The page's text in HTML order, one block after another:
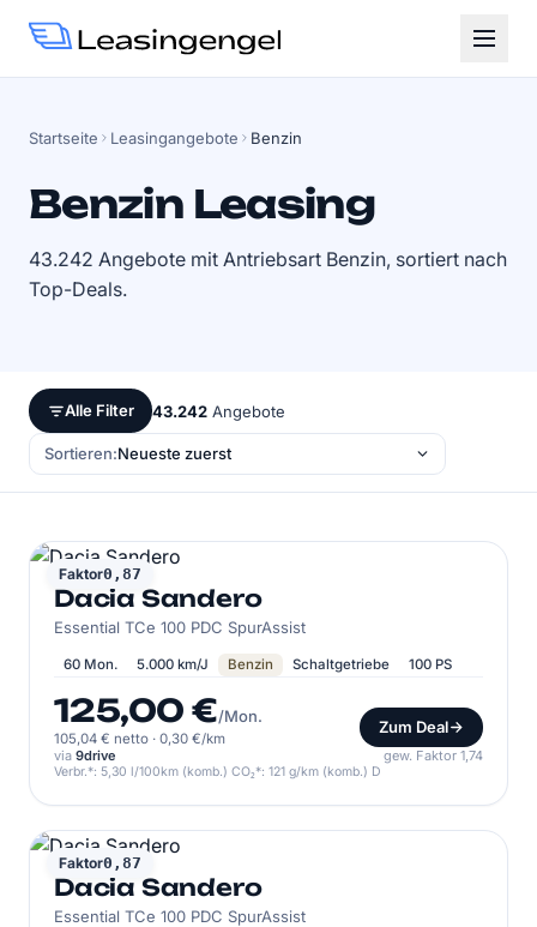
Startseite Leasingangebote Benzin
Benzin Leasing
43.242 Angebote mit Antriebsart Benzin, sortiert nach
Top-Deals.
Alle Filter 43.242 Angebote
Sortieren:
Faktor0,87
DACIA
Dacia Sandero
Essential TCe 100 PDC SpurAssist
60 Mon. 5.000 km/J Benzin Schaltgetriebe 100 PS
125,00 €/Mon.
105,04 € netto · 0,30 €/km
Zum Deal
via 9drive gew. Faktor 1,74
Verbr.*: 5,30 l/100km (komb.) CO₂*: 121 g/km (komb.) D
Faktor0,87
DACIA
Dacia Sandero
Essential TCe 100 PDC SpurAssist